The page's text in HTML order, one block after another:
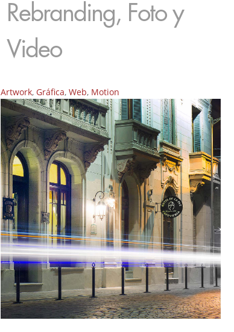
Rebranding, Foto y
Video
Artwork,Gráfica,Web, Motion